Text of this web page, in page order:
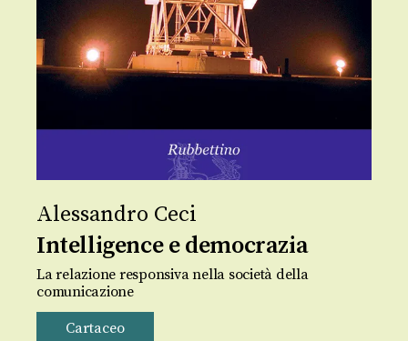
Alessandro Ceci
Intelligence e democrazia
La relazione responsiva nella società della
comunicazione
Cartaceo